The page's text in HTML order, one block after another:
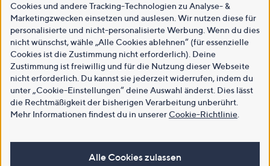
Cookies und andere Tracking-Technologien zu Analyse- &
Marketingzwecken einsetzen und auslesen. Wir nutzen diese für
personalisierte und nicht-personalisierte Werbung. Wenn du dies
nicht wünschst, wähle „Alle Cookies ablehnen“ (für essenzielle
Cookies ist die Zustimmung nicht erforderlich). Deine
Zustimmung ist freiwillig und für die Nutzung dieser Webseite
nicht erforderlich. Du kannst sie jederzeit widerrufen, indem du
unter „Cookie-Einstellungen“ deine Auswahl änderst. Dies lässt
die Rechtmäßigkeit der bisherigen Verarbeitung unberührt.
Mehr Informationen findest du in unsererCookie-Richtlinie
Alle Cookies zulassen